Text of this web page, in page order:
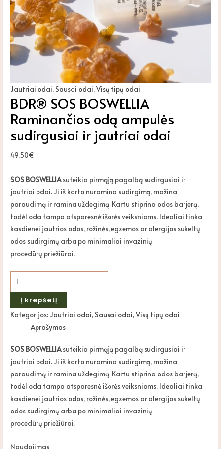
Jautriai odai, Sausai odai,Visų tipų odai
BDR® SOS BOSWELLIA
Raminančios odą ampulės
sudirgusiai ir jautriai odai
49.50€
SOS BOSWELLIAsuteikia pirmąją pagalbą sudirgusiai ir
jautriai odai. Ji iš karto nuramina sudirgimą, mažina
paraudimą ir ramina uždegimą. Kartu stiprina odos barjerą,
todėl oda tampa atsparesnė išorės veiksniams. Idealiai tinka
kasdienei jautrios odos, rožinės, egzemos ar alergijos sukeltų
odos sudirgimų arba po minimaliai invazinių
procedūrų priežiūrai.
Į krepšelį
Kategorijos: Jautriai odai, Sausai odai,Visų tipų odai
Aprašymas
SOS BOSWELLIAsuteikia pirmąją pagalbą sudirgusiai ir
jautriai odai. Ji iš karto nuramina sudirgimą, mažina
paraudimą ir ramina uždegimą. Kartu stiprina odos barjerą,
todėl oda tampa atsparesnė išorės veiksniams. Idealiai tinka
kasdienei jautrios odos, rožinės, egzemos ar alergijos sukeltų
odos sudirgimų arba po minimaliai invazinių
procedūrų priežiūrai.
Naudojimas